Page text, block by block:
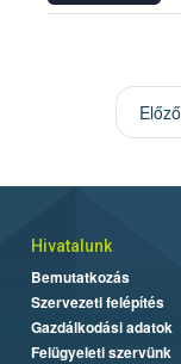
Előző
Hivatalunk
Bemutatkozás
Szervezeti felépítés
Gazdálkodási adatok
Felügyeleti szervünk